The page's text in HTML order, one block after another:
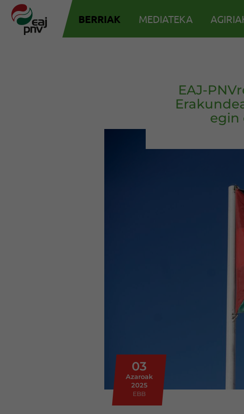
BERRIAK MEDIATEKA
EAJ-
egin
03
Azaroak
2025
EBB